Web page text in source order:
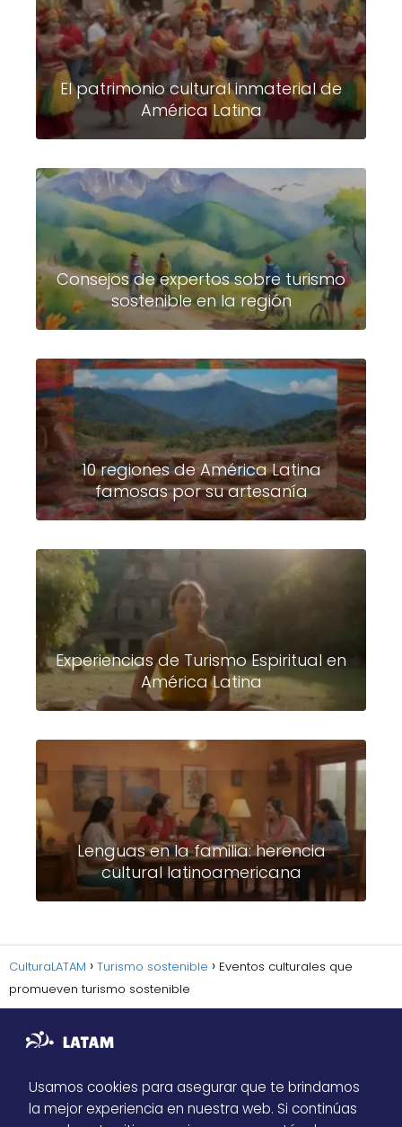
El patrimonio cultural inmaterial de
América Latina
Consejos de expertos sobre turismo
sostenible en la región
10 regiones de América Latina
famosas por su artesanía
Experiencias de Turismo Espiritual en
América Latina
Lenguas en la familia: herencia
cultural latinoamericana
CulturaLATAM Turismo sostenible
Eventos culturales que
promueven turismo sostenible
Usamos cookies para asegurar que te brindamos
la mejor experiencia en nuestra web. Si continúas